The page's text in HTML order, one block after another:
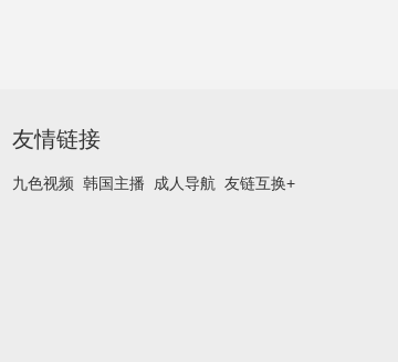
友情链接
九色视频 韩国主播 成人导航 友链互换+